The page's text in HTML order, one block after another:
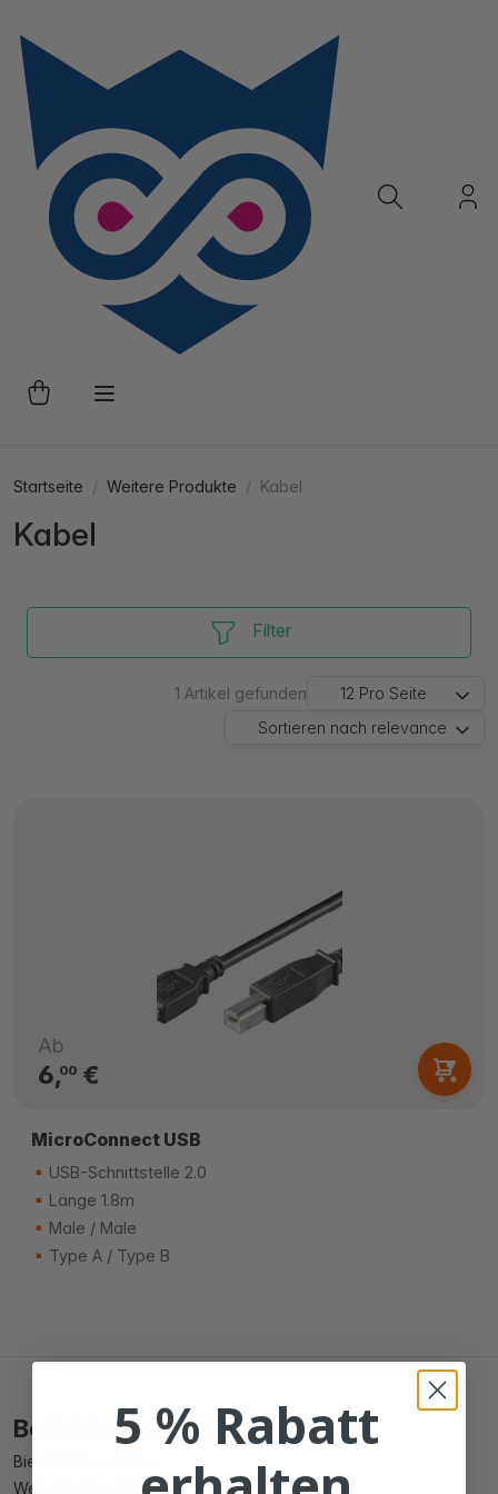
Startseite Weitere Produkte Kabel
Kabel
Filter
1 Artikel gefunden 12 Pro Seite
Sortieren nach relevance
Ab
6,00€
MicroConnect USB
USB-Schnittstelle 2.0
Länge 1.8m
Male / Male
Type A / Type B
Beliebte Produkte
Bieretikett erstellen
Weinetikett erstellen
5 % Rabatt